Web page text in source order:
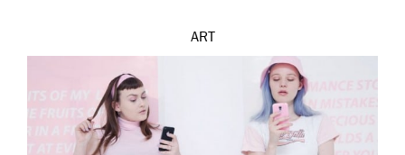
ART